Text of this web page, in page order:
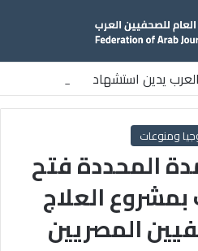
يدين استشهاد
إسرائيلي وسط قطاع غزة
ومنوعات
المحددة فتح
بمشروع العلاج
المصريين